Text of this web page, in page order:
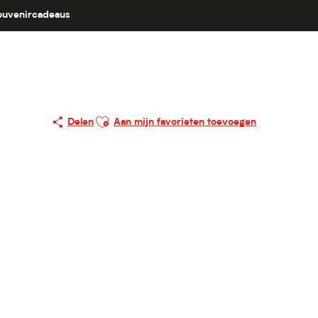
Delen
Ajouter aux favoris
Aan mijn favorieten toevoegen